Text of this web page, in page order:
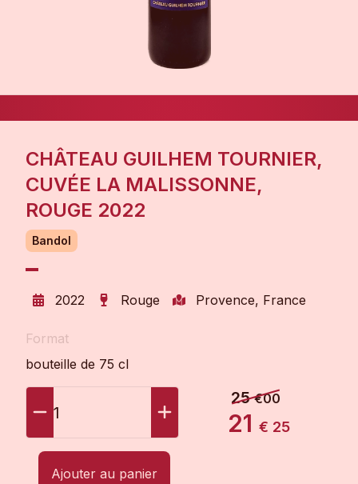
CHÂTEAU GUILHEM TOURNIER,
CUVÉE LA MALISSONNE,
ROUGE 2022
Bandol
2022 Rouge Provence, France
Format
bouteille de 75 cl
1
25€00
21 € 25
Ajouter au panier